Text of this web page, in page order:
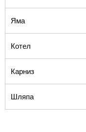
Яма
Котел
Карниз
Шляпа